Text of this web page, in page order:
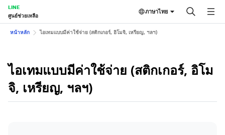
LINE
ศูนย์ช่วยเหลือ
ภาษาไทย
หน้าหลัก ไอเทมแบบมีค่าใช้จ่าย (สติกเกอร์, อิโมจิ, เหรียญ, ฯลฯ)
ไอเทมแบบมีค่าใช้จ่าย (สติกเกอร์, อิโม
จิ, เหรียญ, ฯลฯ)